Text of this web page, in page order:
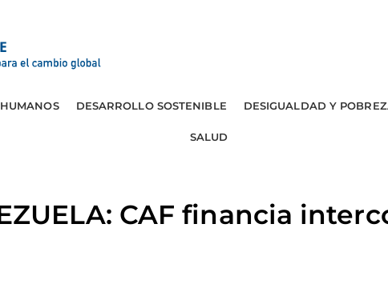
DESARROLLO SOSTENIBLE DESIGUALDAD Y
SALUD
CAF financia